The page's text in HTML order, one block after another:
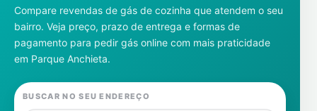
Cadastre-se
Gás
Contatos
Compare revendas de gás de cozinha que atendem o seu
bairro. Veja preço, prazo de entrega e formas de
pagamento para pedir gás online com mais praticidade
em Parque Anchieta.
BUSCAR NO SEU ENDEREÇO